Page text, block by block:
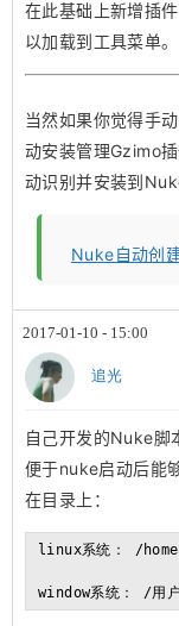
在此基础上新增插
以加载到工具菜单。
当然如果你觉得手
动安装管理Gzimo
动识别并安装到
Nuke自动创
2017-01-10 - 15:00
追光
自己开发的Nuke脚
便于nuke启动后能
在目录上：
linux系统： /
window系统： /用